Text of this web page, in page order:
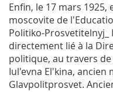
Enfin, le 17 mars
moscovite de
Politiko-
directement lié à la
politique, au travers
Iul'evna El'kina,
Glavpolitprosvet.